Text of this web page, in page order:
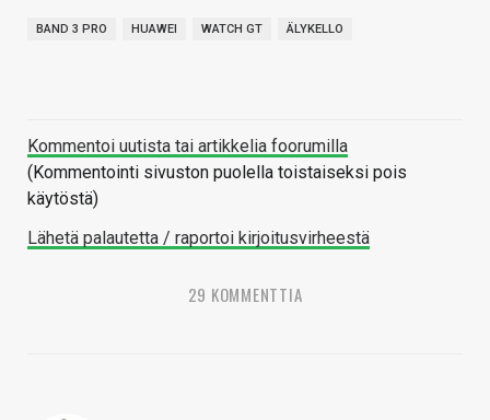
BAND 3 PRO HUAWEI WATCH GT ÄLYKELLO
Kommentoi uutista tai artikkelia foorumilla
(Kommentointi sivuston puolella toistaiseksi pois
käytöstä)
Lähetä palautetta / raportoi kirjoitusvirheestä
29 KOMMENTTIA